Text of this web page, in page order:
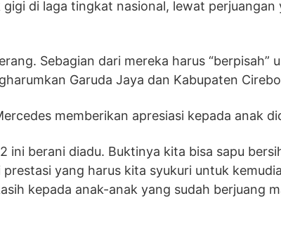
di laga tingkat nasional, lewat perjuangan
Sebagian dari mereka harus “berpisah”
Garuda Jaya dan Kabupaten
memberikan apresiasi kepada anak
ini berani diadu. Buktinya kita bisa sapu
yang harus kita syukuri untuk
kepada anak-anak yang sudah berjuang